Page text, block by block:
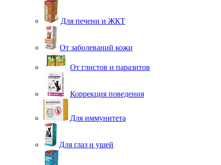
Для печени и ЖКТ
От заболеваний кожи
От глистов и паразитов
Коррекция поведения
Для иммунитета
Для глаз и ушей